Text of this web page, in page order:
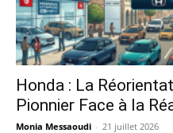
Honda : La
Pionnier Face à la
Monia Messaoudi - 21 juillet 2026